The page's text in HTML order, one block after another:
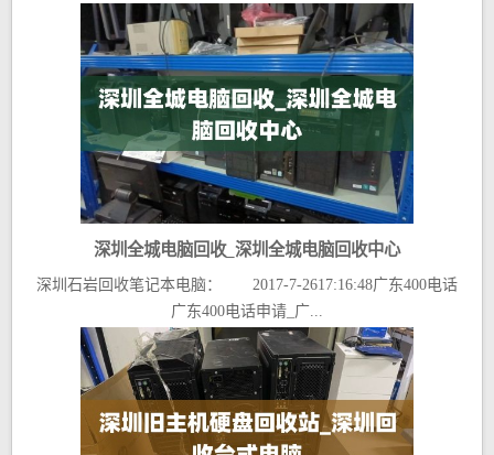
深圳全城电脑回收_深圳全城电脑回收中心
深圳石岩回收笔记本电脑： 2017-7-2617:16:48广东400电话
广东400电话申请_广...